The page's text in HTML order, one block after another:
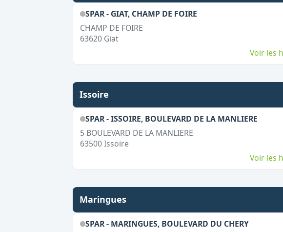
SPAR - GIAT, CHAMP DE FOIRE
CHAMP DE FOIRE
63620 Giat
Voir les
Issoire
SPAR - ISSOIRE, BOULEVARD DE LA MANLIERE
5 BOULEVARD DE LA MANLIERE
63500 Issoire
Voir les
Maringues
SPAR - MARINGUES, BOULEVARD DU CHERY